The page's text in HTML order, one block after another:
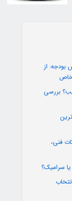
بودجه: از
خاص
بررسی
محبوب‌ترین
فنی،
سرامیک؟